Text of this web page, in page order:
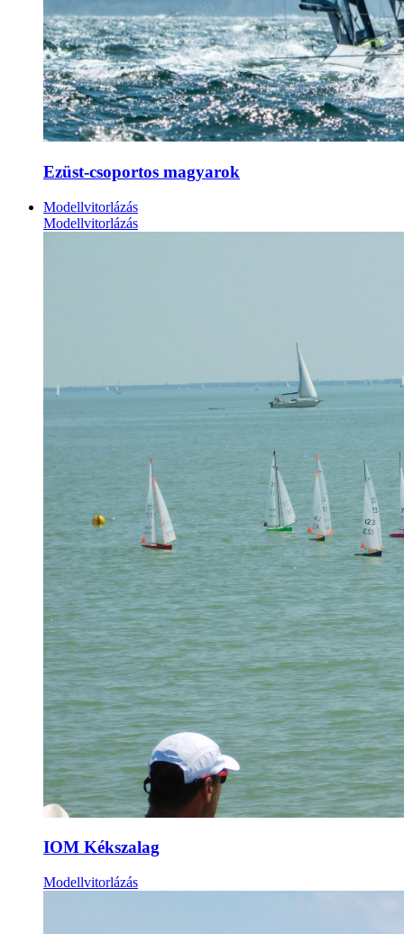
Ezüst-csoportos magyarok
Modellvitorlázás
Modellvitorlázás
IOM Kékszalag
Modellvitorlázás